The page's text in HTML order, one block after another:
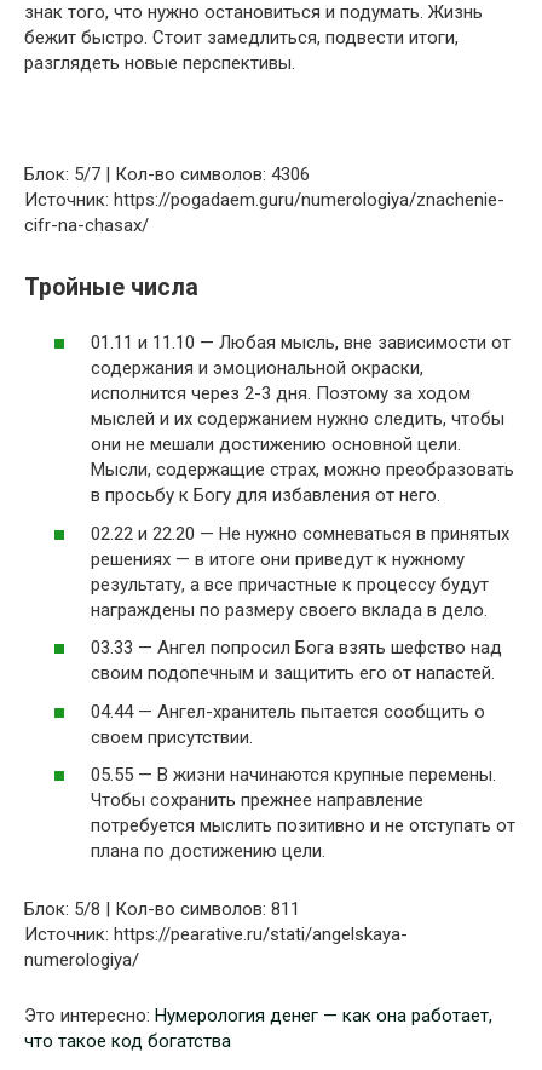
знак того, что нужно остановиться и подумать. Жизнь
бежит быстро. Стоит замедлиться, подвести итоги,
разглядеть новые перспективы.
Блок: 5/7 | Кол-во символов: 4306
Источник: https://pogadaem.guru/numerologiya/znachenie-
cifr-na-chasax/
Тройные числа
01.11 и 11.10 — Любая мысль, вне зависимости от
содержания и эмоциональной окраски,
исполнится через 2-3 дня. Поэтому за ходом
мыслей и их содержанием нужно следить, чтобы
они не мешали достижению основной цели.
Мысли, содержащие страх, можно преобразовать
в просьбу к Богу для избавления от него.
02.22 и 22.20 — Не нужно сомневаться в принятых
решениях — в итоге они приведут к нужному
результату, а все причастные к процессу будут
награждены по размеру своего вклада в дело.
03.33 — Ангел попросил Бога взять шефство над
своим подопечным и защитить его от напастей.
04.44 — Ангел-хранитель пытается сообщить о
своем присутствии.
05.55 — В жизни начинаются крупные перемены.
Чтобы сохранить прежнее направление
потребуется мыслить позитивно и не отступать от
плана по достижению цели.
Блок: 5/8 | Кол-во символов: 811
Источник: https://pearative.ru/stati/angelskaya-
numerologiya/
Это интересно: Нумерология денег — как она работает,
что такое код богатства